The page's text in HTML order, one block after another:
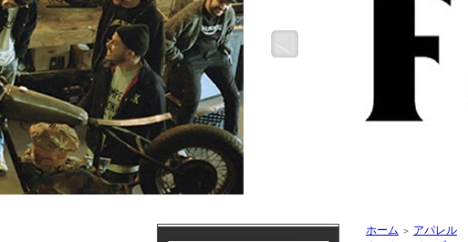
ホーム ＞ アパレル